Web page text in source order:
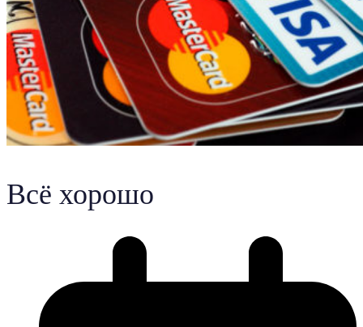
Всё хорошо